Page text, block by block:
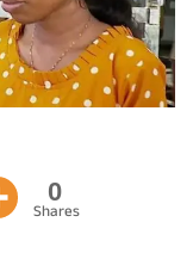
0
Shares